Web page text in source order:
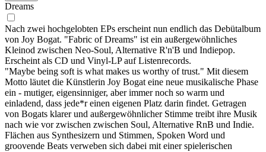
Dreams
Nach zwei hochgelobten EPs erscheint nun endlich das Debütalbum
von Joy Bogat. "Fabric of Dreams" ist ein außergewöhnliches
Kleinod zwischen Neo-Soul, Alternative R'n'B und Indiepop.
Erscheint als CD und Vinyl-LP auf Listenrecords.
"Maybe being soft is what makes us worthy of trust." Mit diesem
Motto läutet die Künstlerin Joy Bogat eine neue musikalische Phase
ein - mutiger, eigensinniger, aber immer noch so warm und
einladend, dass jede*r einen eigenen Platz darin findet. Getragen
von Bogats klarer und außergewöhnlicher Stimme treibt ihre Musik
nach wie vor zwischen zwischen Soul, Alternative RnB und Indie.
Flächen aus Synthesizern und Stimmen, Spoken Word und
groovende Beats verweben sich dabei mit einer spielerischen